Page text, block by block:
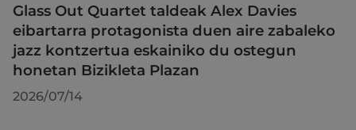
Glass Out Quartet taldeak Alex Davies
eibartarra protagonista duen aire zabaleko
jazz kontzertua eskainiko du ostegun
honetan Bizikleta Plazan
2026/07/14